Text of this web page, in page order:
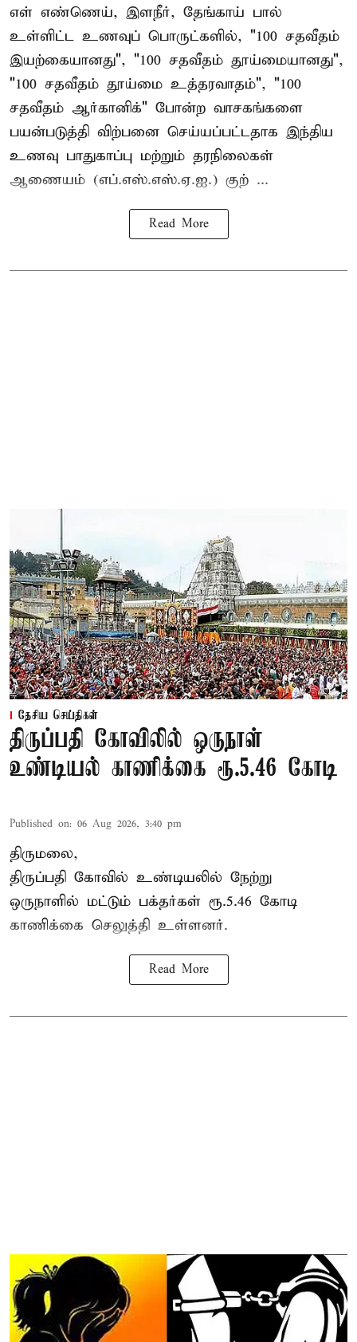
எள் எண்ணெய், இளநீர், தேங்காய் பால்
உள்ளிட்ட உணவுப் பொருட்களில், "100 சதவீதம்
இயற்கையானது", "100 சதவீதம் தூய்மையானது",
"100 சதவீதம் தூய்மை உத்தரவாதம்", "100
சதவீதம் ஆர்கானிக்" போன்ற வாசகங்களை
பயன்படுத்தி விற்பனை செய்யப்பட்டதாக இந்திய
உணவு பாதுகாப்பு மற்றும் தரநிலைகள்
ஆணையம் (எப்.எஸ்.எஸ்.ஏ.ஐ.) குற் ...
Read More
தேசிய செய்திகள்
திருப்பதி கோவிலில் ஒருநாள்
உண்டியல் காணிக்கை ரூ.5.46 கோடி
Published on: 06 Aug 2026, 3:40 pm
திருமலை,
திருப்பதி கோவில் உண்டியலில் நேற்று
ஒருநாளில் மட்டும் பக்தர்கள் ரூ.5.46 கோடி
காணிக்கை செலுத்தி உள்ளனர்.
Read More